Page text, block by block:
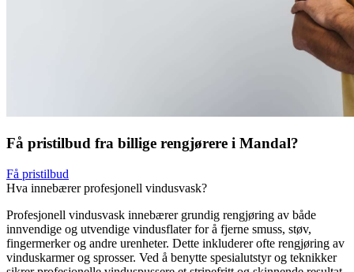
Få pristilbud fra billige rengjørere i Mandal?
Få pristilbud
Hva innebærer profesjonell vindusvask?
Profesjonell vindusvask innebærer grundig rengjøring av både
innvendige og utvendige vindusflater for å fjerne smuss, støv,
fingermerker og andre urenheter. Dette inkluderer ofte rengjøring av
vinduskarmer og sprosser. Ved å benytte spesialutstyr og teknikker